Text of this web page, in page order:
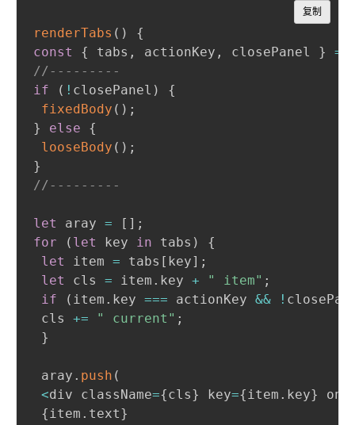
renderTabs ( )
{
const
{ tabs , actionKey , closePanel } =
//---------
if
( ! closePanel )
{
fixedBody ( ) ;
}
else
{
looseBody ( ) ;
}
//---------
let aray = [ ] ;
for
( let key in tabs )
{
let
item = tabs [ key] ;
let
cls = item . key + " item" ;
if
( item . key === actionKey && !
cls += " current" ;
}
aray . push (
<div className={cls} key={item . key}
{item . text}
复制
Copy